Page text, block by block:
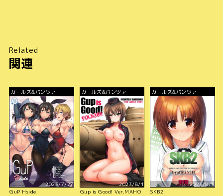
Related
関連
ガールズ&パンツァー
2023/7/27
GuP Hside
ガールズ&パンツァー
2023/8/1
Gup is Good! Ver.MAHO
ガールズ&パンツァー
2023/8/1
SKB2